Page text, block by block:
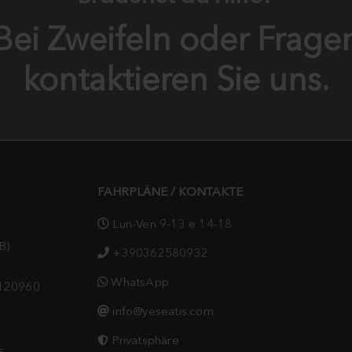
Zweifeln oder
kontaktieren Sie uns.
FAHRPLÄNE / KONTAKTE
Lun-Ven 9-13 e 14-18
+390362580932
WhatsApp
info@yeseatis.com
Privatsphäre